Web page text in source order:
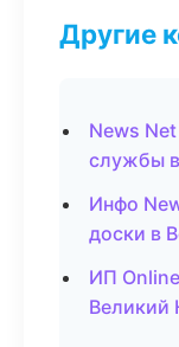
Другие
News
службы
Инфо
доски в
ИП
Великий